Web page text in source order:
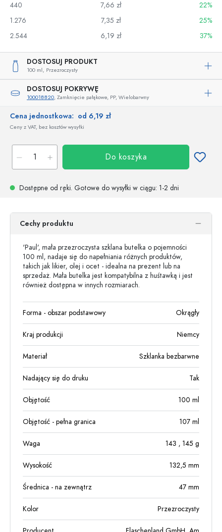
440
7,66 zł
22%
1.276
7,35 zł
25%
2.544
6,19 zł 37%
DOSTOSUJ PRODUKT
100 ml, Przezroczysty
DOSTOSUJ POKRYWĘ
100018820, Zamknięcie pałąkowe, PP, Wielobarwny
Cena jednostkowa: od 6,19 zł
Ceny z VAT, bez kosztów wysyłki
Do koszyka
Dostępne od ręki. Gotowe do wysyłki w ciągu: 1-2 dni
Cechy produktu
'Paul', mała przezroczysta szklana butelka o pojemności
100 ml, nadaje się do napełniania różnych produktów,
takich jak likier, olej i ocet - idealna na prezent lub na
sprzedaż. Mała butelka jest kompatybilna z huśtawką i jest
również dostępna w innych rozmiarach.
Forma - obszar podstawowy Okrągły
Kraj produkcji Niemcy
Materiał Szklanka bezbarwne
Nadający się do druku Tak
Objętość 100 ml
Objętość - pełna granica 107 ml
Waga 143 , 145 g
Wysokość 132,5 mm
Średnica - na zewnątrz 47 mm
Kolor Przezroczysty